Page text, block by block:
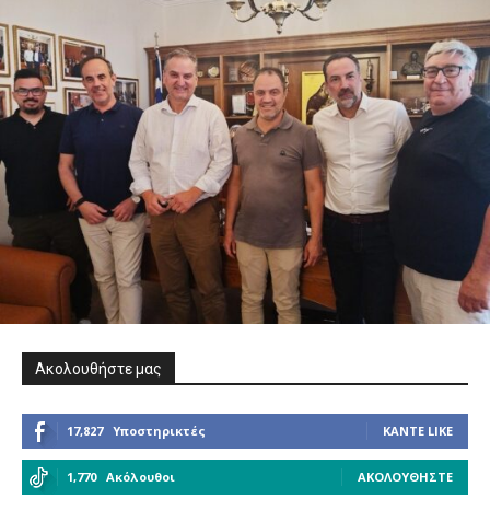
Ακολουθήστε μας
17,827 Υποστηρικτές ΚΆΝΤΕ LIKE
1,770 Ακόλουθοι ΑΚΟΛΟΥΘΉΣΤΕ